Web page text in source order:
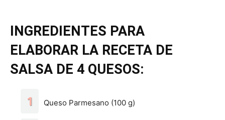
INGREDIENTES PARA
ELABORAR LA RECETA DE
SALSA DE 4 QUESOS:
Queso Parmesano (100 g)